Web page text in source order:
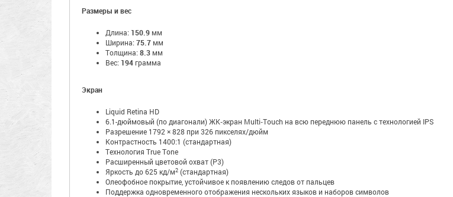
Размеры и вес
Длина: 150.9 мм
Ширина: 75.7 мм
Толщина: 8.3 мм
Вес: 194грамма
Экран
Liquid Retina HD
6.1-дюймовый (по диагонали) ЖК‑экран Multi‑Touch на всю переднюю панель с технологией IPS
Разрешение 1792 × 828 при 326 пикселях/дюйм
Контрастность 1400:1 (стандартная)
Технология True Tone
Расширенный цветовой охват (P3)
Яркость до 625 кд/м2 (стандартная)
Олеофобное покрытие, устойчивое к появлению следов от пальцев
Поддержка одновременного отображения нескольких языков и наборов символов